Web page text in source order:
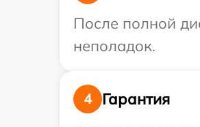
После полной
неполадок.
4
Гарантия